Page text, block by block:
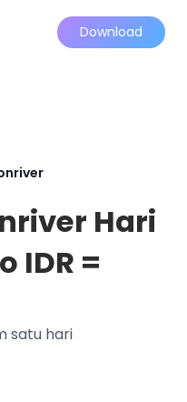
Download
Hari
IDR =
satu hari